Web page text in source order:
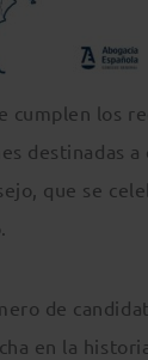
cumplen los
destinadas a
que se
de
en la